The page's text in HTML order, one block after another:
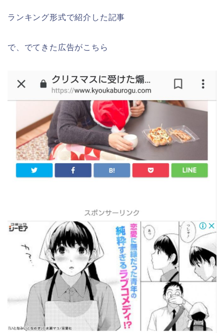
ランキング形式で紹介した記事
で、でてきた広告がこちら